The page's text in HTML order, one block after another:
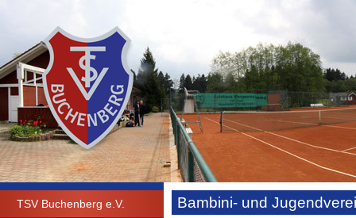
TSV Buchenberg e.V. Bambini- und